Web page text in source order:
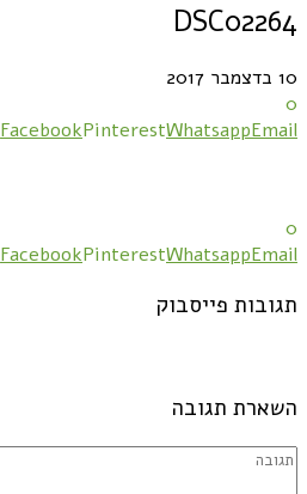
DSC02264
10 בדצמבר 2017
0
FacebookPinterestWhatsappEmail
0
FacebookPinterestWhatsappEmail
תגובות פייסבוק
השארת תגובה